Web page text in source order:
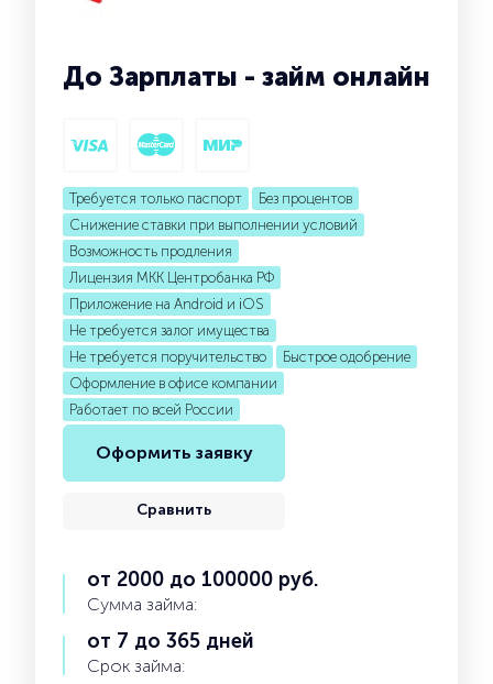
До Зарплаты - займ онлайн
Требуется только паспорт
Без процентов
Снижение ставки при выполнении условий
Возможность продления
Лицензия МКК Центробанка РФ
Приложение на Android и iOS
Не требуется залог имущества
Не требуется поручительство
Быстрое одобрение
Оформление в офисе компании
Работает по всей России
Оформить заявку
Сравнить
от 2000 до 100000 руб.
Сумма займа:
от 7 до 365 дней
Срок займа: